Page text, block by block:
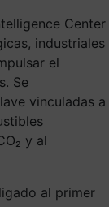
Center
industriales
el
Se
vinculadas a
y al
al primer